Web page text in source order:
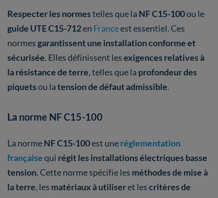
Respecter les normestelles que la NF C15-100ou le
guide UTE C15-712en Franceest essentiel. Ces
normesgarantissent une installation conforme et
sécurisée. Elles définissent lesexigences relatives à
la résistance de terre, telles que la profondeur des
piquetsou latension de défaut admissible.
La norme NF C15-100
La normeNF C15-100est uneréglementation
françaisequi régit les installations électriques basse
tension. Cette norme spécifie les méthodes de mise à
la terre, les matériaux à utiliseret lescritères de